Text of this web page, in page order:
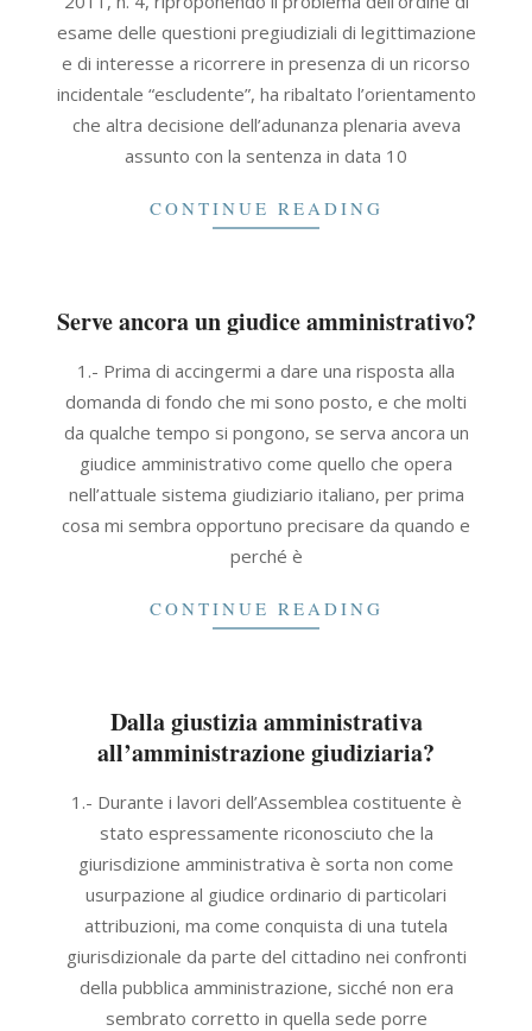
30
esame delle questioni pregiudiziali di legittimazione
e di interesse a ricorrere in presenza di un ricorso
incidentale “escludente”, ha ribaltato l’orientamento
che altra decisione dell’adunanza plenaria aveva
assunto con la sentenza in data 10
CONTINUE READING
Serve ancora un giudice amministrativo?
30
1.- Prima di accingermi a dare una risposta alla
domanda di fondo che mi sono posto, e che molti
da qualche tempo si pongono, se serva ancora un
giudice amministrativo come quello che opera
nell’attuale sistema giudiziario italiano, per prima
cosa mi sembra opportuno precisare da quando e
perché è
CONTINUE READING
Dalla giustizia amministrativa
all’amministrazione giudiziaria?
04-1.- Durante i lavori dell’Assemblea costituente è
stato espressamente riconosciuto che la
giurisdizione amministrativa è sorta non come
usurpazione al giudice ordinario di particolari
attribuzioni, ma come conquista di una tutela
giurisdizionale da parte del cittadino nei confronti
della pubblica amministrazione, sicché non era
sembrato corretto in quella sede porre